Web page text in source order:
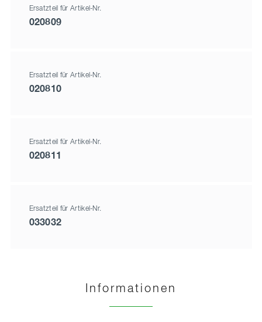
Ersatzteil für Artikel-Nr.
020809
Ersatzteil für Artikel-Nr.
020810
Ersatzteil für Artikel-Nr.
020811
Ersatzteil für Artikel-Nr.
033032
Informationen